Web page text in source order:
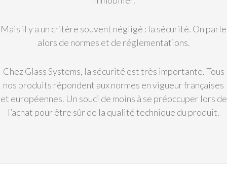
Mais il y a un critère souvent négligé : la sécurité. On parle
alors de normes et de réglementations.
Chez Glass Systems, la sécurité est très importante. Tous
nos produits répondent aux normes en vigueur françaises
et européennes. Un souci de moins à se préoccuper lors de
l’achat pour être sûr de la qualité technique du produit.